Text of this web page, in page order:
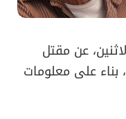
عن مقتل
على معلومات